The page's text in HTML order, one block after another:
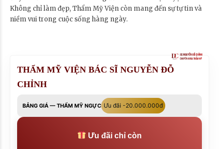
Không chỉ làm đẹp, Thẩm Mỹ Viện còn mang đến sự tự tin và
niềm vui trong cuộc sống hàng ngày.
THẨM MỸ VIỆN BÁC SĨ NGUYỄN ĐỖ
CHỈNH
BẢNG GIÁ — THẨM MỸ NGỰC Ưu đãi -20.000.000đ
Ưu đãi chỉ còn